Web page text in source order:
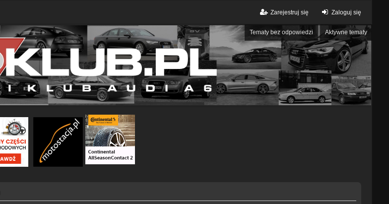
Zaloguj się
Zarejestruj się
Tematy bez odpowiedzi Aktywne tematy